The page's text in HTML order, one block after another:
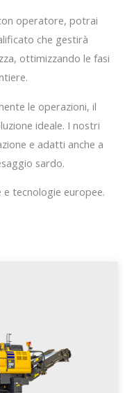
operatore, potrai
che gestirà
ottimizzando le fasi
le operazioni, il
ideale. I nostri
e adatti anche a
sardo.
e tecnologie europee.